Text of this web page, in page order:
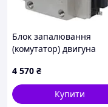
Блок запалювання
(комутатор) двигуна
Toyota 89620-76001-71
4 570 ₴
Купити